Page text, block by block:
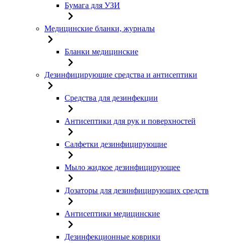
Бумага для УЗИ
Медицинские бланки, журналы
Бланки медицинские
Дезинфицирующие средства и антисептики
Средства для дезинфекции
Антисептики для рук и поверхностей
Салфетки дезинфицирующие
Мыло жидкое дезинфицирующее
Дозаторы для дезинфицирующих средств
Антисептики медицинские
Дезинфекционные коврики